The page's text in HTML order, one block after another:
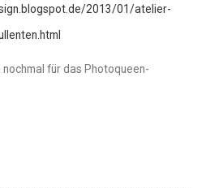
2013/01/atelier-
nochmal für das Photoqueen-